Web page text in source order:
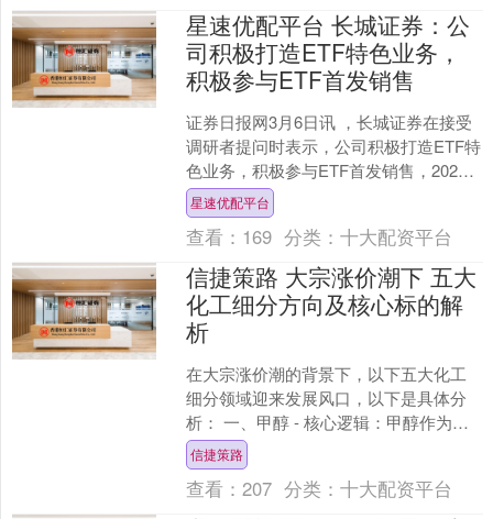
星速优配平台 长城证券：公
司积极打造ETF特色业务，
积极参与ETF首发销售
证券日报网3月6日讯 ，长城证券在接受
调研者提问时表示，公司积极打造ETF特
色业务，积极参与ETF首发销售，2025
年同比增长近150%，进一步提升公司在
ETF....
星速优配平台
查看： 169 分类：十大配资平台
信捷策路 大宗涨价潮下 五大
化工细分方向及核心标的解
析
在大宗涨价潮的背景下，以下五大化工
细分领域迎来发展风口，以下是具体分
析： 一、甲醇 - 核心逻辑：甲醇作为重
要的化工原料，在能源、化工等领域应
用广泛。随着全球能....
信捷策路
查看：207 分类：十大配资平台